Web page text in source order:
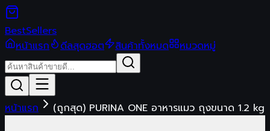
BestSellers
หน้าแรก
ดีลสุดฮอต สินค้าทั้งหมด หมวดหมู่
หน้าแรก (ถูกสุด) PURINA ONE อาหารแมว ถุงขนาด 1.2 kg